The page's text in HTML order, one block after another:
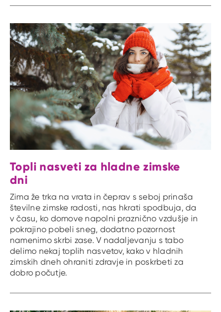
Topli nasveti za hladne zimske
dni
Zima že trka na vrata in čeprav s seboj prinaša
številne zimske radosti, nas hkrati spodbuja, da
v času, ko domove napolni praznično vzdušje in
pokrajino pobeli sneg, dodatno pozornost
namenimo skrbi zase. V nadaljevanju s tabo
delimo nekaj toplih nasvetov, kako v hladnih
zimskih dneh ohraniti zdravje in poskrbeti za
dobro počutje.